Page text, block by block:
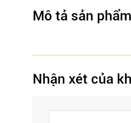
Mô tả sản phẩm
Nhận xét của